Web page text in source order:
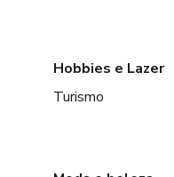
Hobbies e Lazer
Turismo